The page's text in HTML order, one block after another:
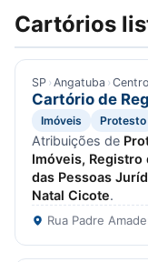
Cartórios
SP › Angatuba › Centro
Cartório de
Imóveis Protesto
Atribuições de
Imóveis,
das Pessoas
Natal Cicote.
Rua Padre